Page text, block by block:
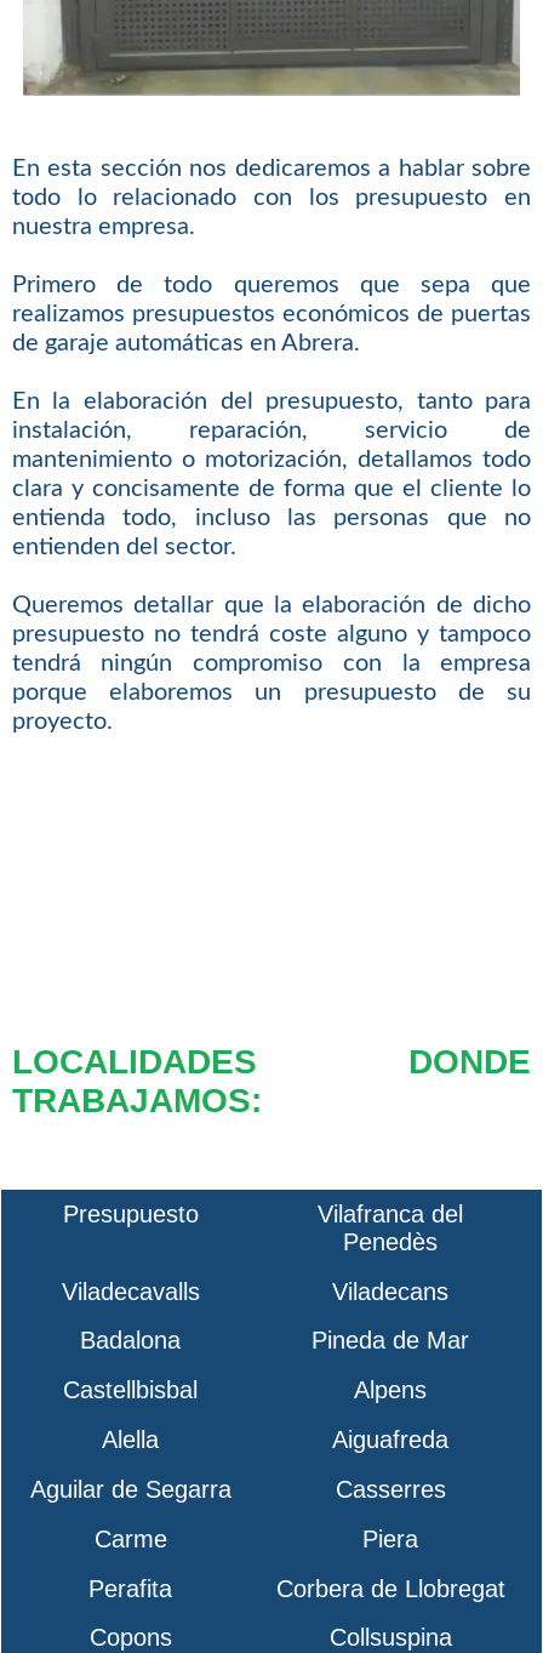
En esta sección nos dedicaremos a hablar sobre
todo lo relacionado con los presupuesto en
nuestra empresa.
Primero de todo queremos que sepa que
realizamos presupuestos económicos de puertas
de garaje automáticas en Abrera.
En la elaboración del presupuesto, tanto para
instalación, reparación, servicio de
mantenimiento o motorización, detallamos todo
clara y concisamente de forma que el cliente lo
entienda todo, incluso las personas que no
entienden del sector.
Queremos detallar que la elaboración de dicho
presupuesto no tendrá coste alguno y tampoco
tendrá ningún compromiso con la empresa
porque elaboremos un presupuesto de su
proyecto.
LOCALIDADES DONDE
TRABAJAMOS:
Presupuesto
Vilafranca del
Penedès
Viladecavalls
Viladecans
Badalona
Pineda de Mar
Castellbisbal
Alpens
Alella
Aiguafreda
Aguilar de Segarra
Casserres
Carme
Piera
Perafita
Corbera de Llobregat
Copons
Collsuspina